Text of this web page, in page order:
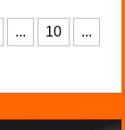
... 10 ...